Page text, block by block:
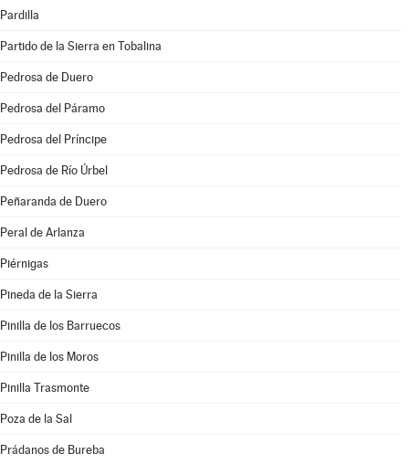
Pardilla
Partido de la Sierra en Tobalina
Pedrosa de Duero
Pedrosa del Páramo
Pedrosa del Príncipe
Pedrosa de Río Úrbel
Peñaranda de Duero
Peral de Arlanza
Piérnigas
Pineda de la Sierra
Pinilla de los Barruecos
Pinilla de los Moros
Pinilla Trasmonte
Poza de la Sal
Prádanos de Bureba